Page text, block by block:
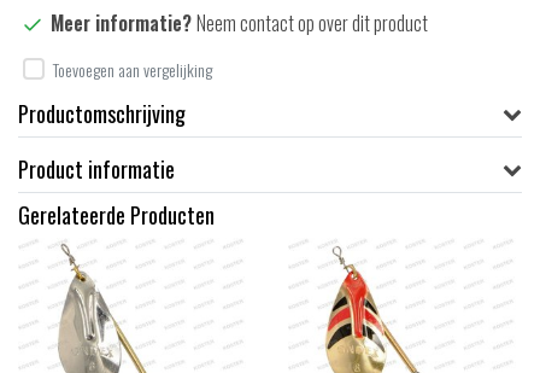
Meer informatie?Neem contact op over dit product
Toevoegen aan vergelijking
Productomschrijving
Product informatie
Gerelateerde Producten